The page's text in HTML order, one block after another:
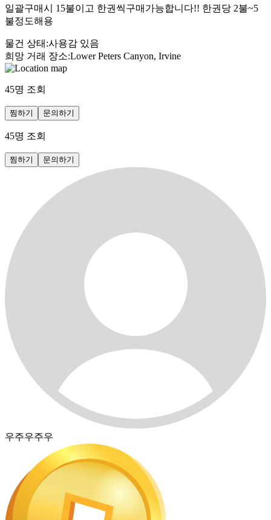
일괄구매시 15불이고 한권씩구매가능합니다!! 한권당 2불~5
불정도해용
물건 상태 :사용감 있음
희망 거래 장소:Lower Peters Canyon, Irvine
45명 조회
찜하기 문의하기
45명 조회
찜하기 문의하기
우주우주우